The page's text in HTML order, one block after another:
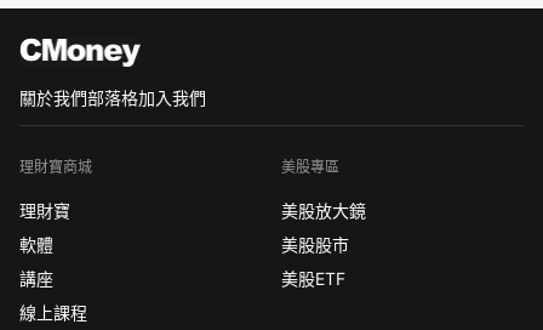
關於我們部落格加入我們
理財寶商城
理財寶
軟體
講座
線上課程
美股專區
美股放大鏡
美股股市
美股ETF